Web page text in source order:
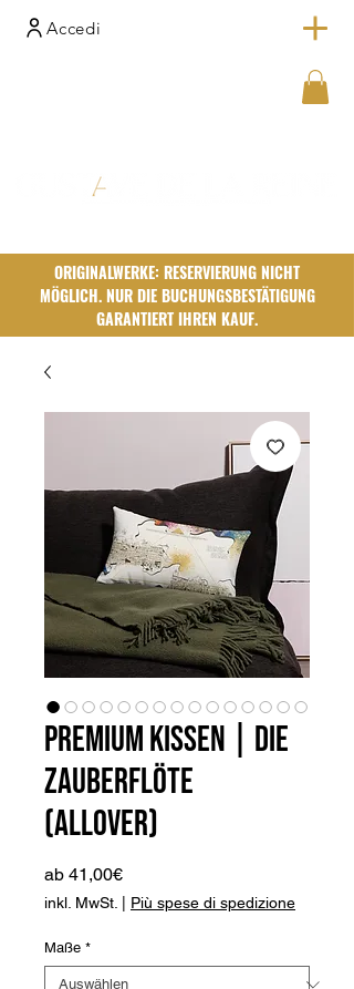
Accedi
ORIGINALWERKE: RESERVIERUNG NICHT
MÖGLICH. NUR DIE BUCHUNGSBESTÄTIGUNG
GARANTIERT IHREN KAUF.
Premium Kissen | Die
Zauberflöte
(allover)
ab 41,00€Sale-
Preis
inkl. MwSt. Più spese di spedizione
Maße *